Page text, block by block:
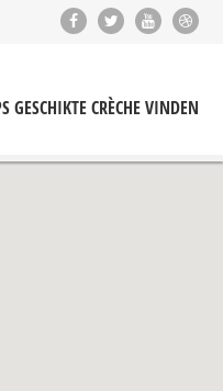
GESCHIKTE CRÈCHE VINDEN